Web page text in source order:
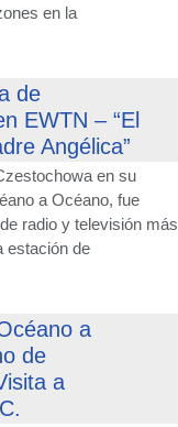
en la
de
EWTN – “El
Angélica”
en su
a Océano, fue
radio y televisión más
estación de
a
de
a